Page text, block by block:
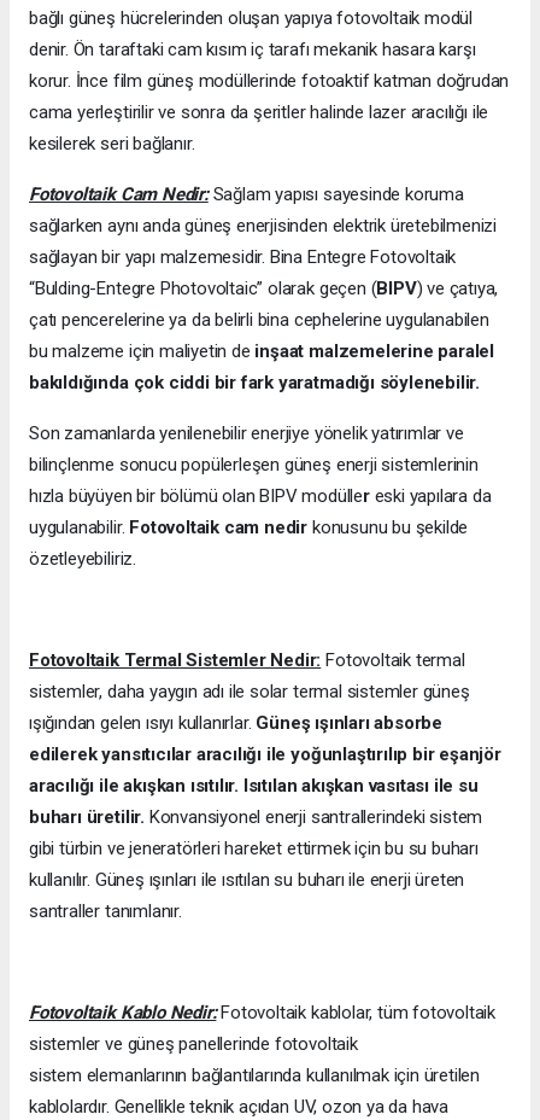
bağlı güneş hücrelerinden oluşan yapıya fotovoltaik modül
denir. Ön taraftaki cam kısım iç tarafı mekanik hasara karşı
korur. İnce film güneş modüllerinde fotoaktif katman doğrudan
cama yerleştirilir ve sonra da şeritler halinde lazer aracılığı ile
kesilerek seri bağlanır.
Fotovoltaik Cam Nedir:Sağlam yapısı sayesinde koruma
sağlarken aynı anda güneş enerjisinden elektrik üretebilmenizi
sağlayan bir yapı malzemesidir. Bina Entegre Fotovoltaik
“Bulding-Entegre Photovoltaic” olarak geçen (BIPV) ve çatıya,
çatı pencerelerine ya da belirli bina cephelerine uygulanabilen
bu malzeme için maliyetin de inşaat malzemelerine paralel
bakıldığında çok ciddi bir fark yaratmadığı söylenebilir.
Son zamanlarda yenilenebilir enerjiye yönelik yatırımlar ve
bilinçlenme sonucu popülerleşen güneş enerji sistemlerinin
hızla büyüyen bir bölümü olan BIPV modüller eski yapılara da
uygulanabilir. Fotovoltaik cam nedir konusunu bu şekilde
özetleyebiliriz.
Fotovoltaik Termal Sistemler Nedir: Fotovoltaik termal
sistemler, daha yaygın adı ile solar termal sistemler güneş
ışığından gelen ısıyı kullanırlar. Güneş ışınları absorbe
edilerek yansıtıcılar aracılığı ile yoğunlaştırılıp bir eşanjör
aracılığı ile akışkan ısıtılır. Isıtılan akışkan vasıtası ile su
buharı üretilir. Konvansiyonel enerji santrallerindeki sistem
gibi türbin ve jeneratörleri hareket ettirmek için bu su buharı
kullanılır. Güneş ışınları ile ısıtılan su buharı ile enerji üreten
santraller tanımlanır.
Fotovoltaik Kablo Nedir:Fotovoltaik kablolar, tüm fotovoltaik
sistemler ve güneş panellerinde fotovoltaik
sistem elemanlarının bağlantılarında kullanılmak için üretilen
kablolardır. Genellikle teknik açıdan UV, ozon ya da hava